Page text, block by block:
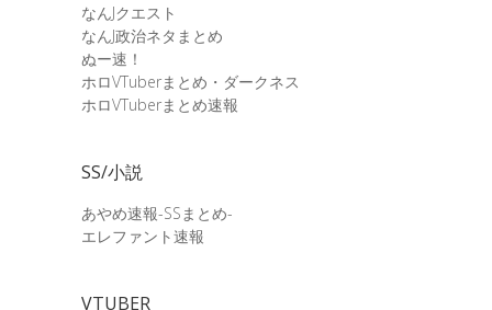
なんJクエスト
なんJ政治ネタまとめ
ぬー速！
ホロVTuberまとめ・ダークネス
ホロVTuberまとめ速報
SS/小説
あやめ速報-SSまとめ-
エレファント速報
VTUBER